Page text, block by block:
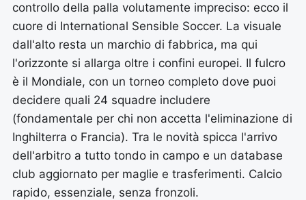
controllo della palla volutamente impreciso: ecco il
cuore di International Sensible Soccer. La visuale
dall'alto resta un marchio di fabbrica, ma qui
l'orizzonte si allarga oltre i confini europei. Il fulcro
è il Mondiale, con un torneo completo dove puoi
decidere quali 24 squadre includere
(fondamentale per chi non accetta l'eliminazione di
Inghilterra o Francia). Tra le novità spicca l'arrivo
dell'arbitro a tutto tondo in campo e un database
club aggiornato per maglie e trasferimenti. Calcio
rapido, essenziale, senza fronzoli.